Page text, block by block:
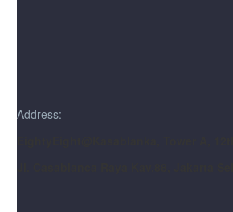
Address: